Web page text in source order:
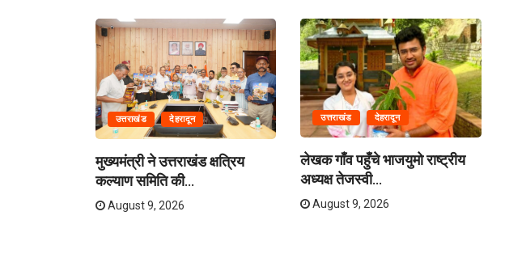
उत्तराखंड देहरादून
मुख्यमंत्री ने उत्तराखंड क्षत्रिय
कल्याण समिति की...
August 9, 2026
उत्तराखंड देहरादून
लेखक गाँव पहुँचे भाजयुमो राष्ट्रीय
अध्यक्ष तेजस्वी...
August 9, 2026